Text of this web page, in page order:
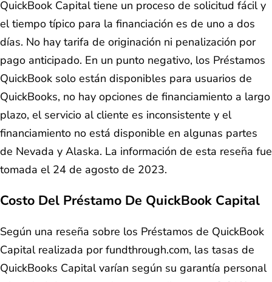
QuickBook Capital tiene un proceso de solicitud fácil y
el tiempo típico para la financiación es de uno a dos
días. No hay tarifa de originación ni penalización por
pago anticipado. En un punto negativo, los Préstamos
QuickBook solo están disponibles para usuarios de
QuickBooks, no hay opciones de financiamiento a largo
plazo, el servicio al cliente es inconsistente y el
financiamiento no está disponible en algunas partes
de Nevada y Alaska. La información de esta reseña fue
tomada el 24 de agosto de 2023.
Costo Del Préstamo De QuickBook Capital
Según una reseña sobre los Préstamos de QuickBook
Capital realizada por fundthrough.com, las tasas de
QuickBooks Capital varían según su garantía personal